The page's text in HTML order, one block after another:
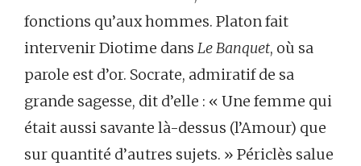
fonctions qu’aux hommes. Platon fait
intervenir Diotime dans Le Banquet, où sa
parole est d’or. Socrate, admiratif de sa
grande sagesse, dit d’elle : « Une femme qui
était aussi savante là-dessus (l’Amour) que
sur quantité d’autres sujets. » Périclès salue